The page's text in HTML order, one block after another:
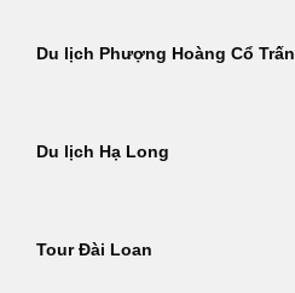
Du lịch Phượng Hoàng Cổ Trấn
Du lịch Hạ Long
Tour Đài Loan